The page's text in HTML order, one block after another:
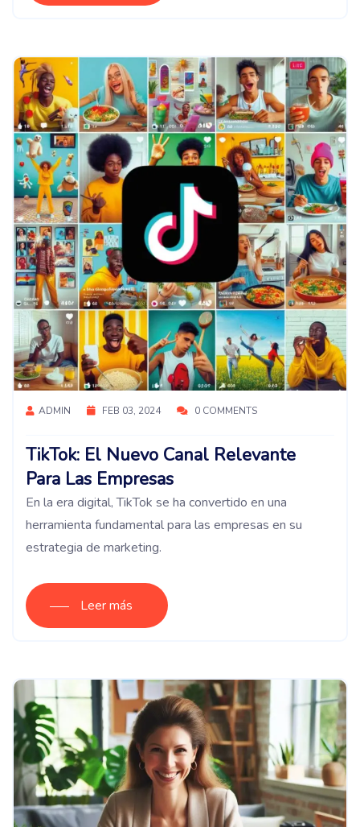
ADMIN FEB 03, 2024 0 COMMENTS
TikTok: El Nuevo Canal Relevante
Para Las Empresas
En la era digital, TikTok se ha convertido en una
herramienta fundamental para las empresas en su
estrategia de marketing.
Leer más